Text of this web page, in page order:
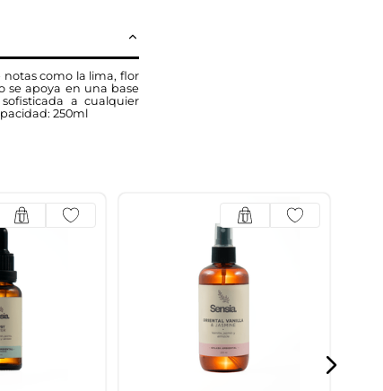
como la lima, flor
se apoya en una base
a cualquier
250ml